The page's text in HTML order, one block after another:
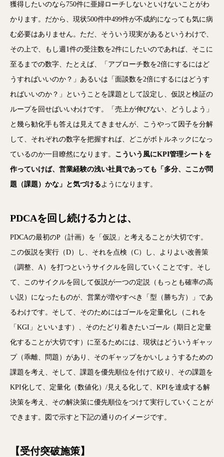
獲得したいのなら750件に亜婦ローチしないといけないことがわ
かります。だから、現状500件中499件が不成約になっても気に病
む必要はありません。ただ、そういう現実があるというわけで、
その上で、もし週1件の受注数を2件にしたいのであれば、そこに
至るまでの数字、たとえば、「アプローチ数を2倍にするにはど
うすればいいのか？」あるいは「面談数を2倍にするにはどうす
ればいいのか？」ということを課題として設定し、仮説と検証の
ループを回せばいいわけです。「売上が伸びない、どうしよう」
と幾ら勧化手も答えは見えてきませんが、こうやって因子を分解
して、それぞれの数字を把握すれば、どこがボトルネックになっ
ているのか一目瞭然になります。 こういう風にKPI管理シートを
作っていけば、営業経験の浅い社員であっても「多分、ここが問
題（課題）かな」と気づけるようになります。
PDCAを回し続ける力 とは、
PDCAの最初のP（計画）を「仮説」と考えることが大切です。
この仮説を実行（D）し、それを点検（C）し、よりよい改善策
（調整、A）を打つというサイクルを回していくことです。そし
て、このサイクルを回して仮説が一つの定説（もっとも確率の高
い説）になったものが、営業が増やすべき「型（勝ち方）」であ
るわけです。そして、そのためにはゴールを定量化し（これを
「KGI」といいます）、そのたどり着きたいゴール（期日と定量
化することが大切です）に至るためには、現状はどういうギャッ
プ（乖離、問題）があり、そのギャップをかいしょうするための
課題を考え、そして、課題を優先順位を付けて絞り、その課題を
KPI化して、定量化（数値化）/見える化して、KPIを達成する解
決策を考え、その解決策に優先順位をつけて実行していくことが
できます。図で示すと下記の通りのイメージです。
【受付突破施策】